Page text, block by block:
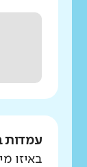
עמדות
באיזו